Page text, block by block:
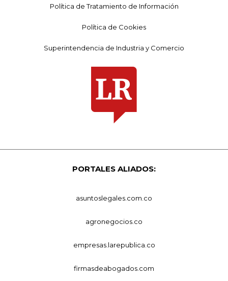
Política de Tratamiento de Información
Política de Cookies
Superintendencia de Industria y Comercio
PORTALES ALIADOS:
asuntoslegales.com.co
agronegocios.co
empresas.larepublica.co
firmasdeabogados.com